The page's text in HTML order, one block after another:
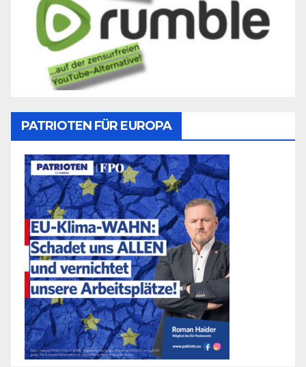
PATRIOTEN FÜR EUROPA